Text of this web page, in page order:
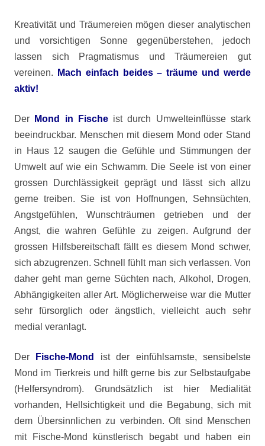
Kreativität und Träumereien mögen dieser analytischen
und vorsichtigen Sonne gegenüberstehen, jedoch
lassen sich Pragmatismus und Träumereien gut
vereinen.
Mach einfach beides – träume und werde
aktiv!
Der Mond in Fischeist durch Umwelteinflüsse stark
beeindruckbar. Menschen mit diesem Mond oder Stand
in Haus 12 saugen die Gefühle und Stimmungen der
Umwelt auf wie ein Schwamm. Die Seele ist von einer
grossen Durchlässigkeit geprägt und lässt sich allzu
gerne treiben. Sie ist von Hoffnungen, Sehnsüchten,
Angstgefühlen, Wunschträumen getrieben und der
Angst, die wahren Gefühle zu zeigen. Aufgrund der
grossen Hilfsbereitschaft fällt es diesem Mond schwer,
sich abzugrenzen. Schnell fühlt man sich verlassen. Von
daher geht man gerne Süchten nach, Alkohol, Drogen,
Abhängigkeiten aller Art. Möglicherweise war die Mutter
sehr fürsorglich oder ängstlich, vielleicht auch sehr
medial veranlagt.
Der Fische-Mond
ist der einfühlsamste, sensibelste
Mond im Tierkreis und hilft gerne bis zur Selbstaufgabe
(Helfersyndrom). Grundsätzlich ist hier Medialität
vorhanden, Hellsichtigkeit und die Begabung, sich mit
dem Übersinnlichen zu verbinden. Oft sind Menschen
mit Fische-Mond künstlerisch begabt und haben ein